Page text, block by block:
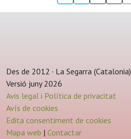
Des de 2012 · La Segarra (Catalonia)
Versió juny 2026
Avis legal i Política de privacitat
Avís de cookies
Edita consentiment de cookies
Mapa web | Contactar